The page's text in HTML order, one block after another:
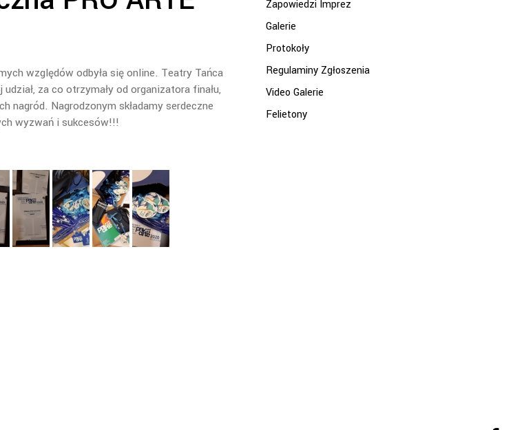
względów odbyła się online. Teatry Tańca
za co otrzymały od organizatora finału,
nagród. Nagrodzonym składamy serdeczne
wyzwań i sukcesów!!!
Zapowiedzi Imprez
Galerie
Protokoły
Regulaminy Zgłoszenia
Video Galerie
Felietony